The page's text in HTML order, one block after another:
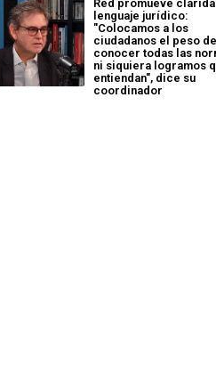
Red promueve
lenguaje jurídico:
"Colocamos a los
ciudadanos el peso de
conocer todas las
ni siquiera logramos
entiendan", dice su
coordinador